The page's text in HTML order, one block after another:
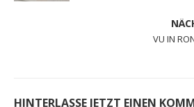
VU IN
HINTERLASSE JETZT EINEN